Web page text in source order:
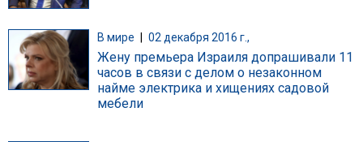
В мире 02 декабря 2016 г.,
Жену премьера Израиля допрашивали 11
часов в связи с делом о незаконном
найме электрика и хищениях садовой
мебели